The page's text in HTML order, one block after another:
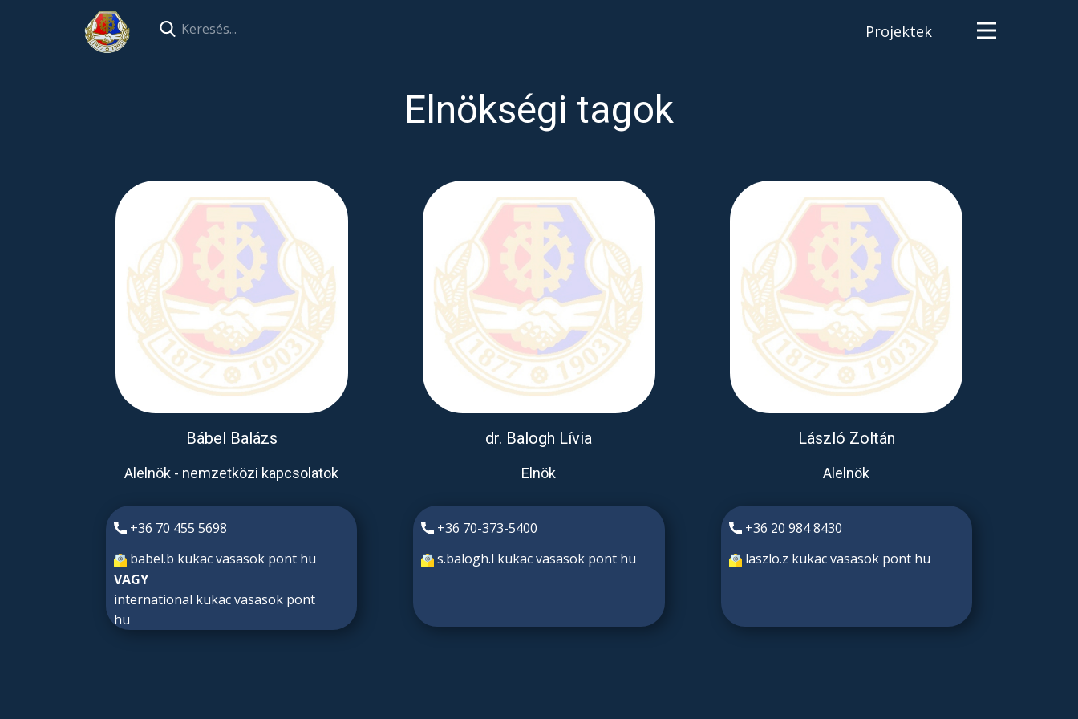
Projektek
Elnökségi tagok
Bábel Balázs
Alelnök - nemzetközi kapcsolatok
+36 70 455 5698
babel.b kukac vasasok pont hu
VAGY
international kukac vasasok pont
hu
dr. Balogh Lívia
Elnök
​​+36 70-373-5400
s.balogh.l kukac vasasok pont hu
László Zolt​án
Alelnök
+36 20 984 8430
laszlo.z kukac vasasok pont hu